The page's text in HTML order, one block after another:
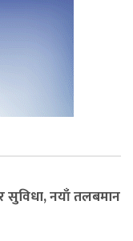
सुविधा, नयाँ तलबमान